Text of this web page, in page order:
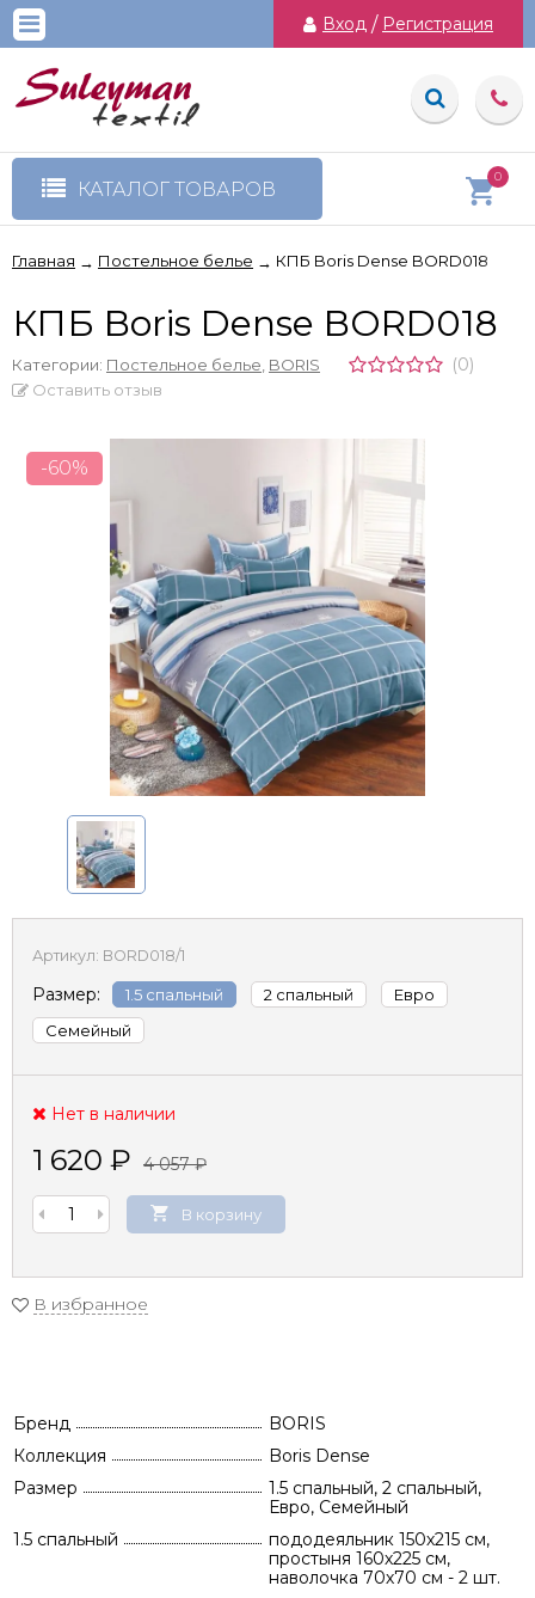
Вход / Регистрация
КАТАЛОГ ТОВАРОВ
0
Главная → Постельное белье → КПБ Boris Dense BORD018
КПБ Boris Dense BORD018
Категории: Постельное белье BORIS (0)
Оставить отзыв
-60%
Артикул: BORD018/1
Размер: 1.5 спальный 2 спальный
Евро
Семейный
Нет в наличии
1 620 ₽ 4 057₽
В корзину
В избранное
Бренд
BORIS
Коллекция
Boris Dense
Размер
1.5 спальный, 2 спальный,
Евро, Семейный
1.5 спальный
пододеяльник 150х215 см,
простыня 160х225 см,
наволочка 70х70 см - 2 шт.